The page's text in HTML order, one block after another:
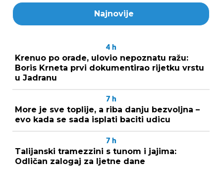
Najnovije
4 h
Krenuo po orade, ulovio nepoznatu ražu:
Boris Krneta prvi dokumentirao rijetku vrstu
u Jadranu
7 h
More je sve toplije, a riba danju bezvoljna –
evo kada se sada isplati baciti udicu
7 h
Talijanski tramezzini s tunom i jajima:
Odličan zalogaj za ljetne dane